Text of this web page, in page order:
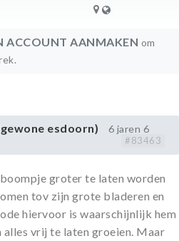
ACCOUNT AANMAKEN om
esdoorn)
6 jaren 6
#83463
groter te laten worden
tov zijn grote bladeren en
hiervoor is waarschijnlijk hem
alles vrij te laten groeien. Maar